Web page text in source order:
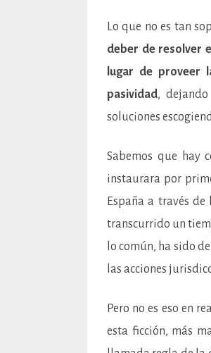
Lo que no es tan
deber de resolver
lugar de proveer
pasividad,
soluciones
Sabemos que hay
instaurara por
España a través
transcurrido un
lo común, ha sido
las acciones
Pero no es eso en
esta ficción, más